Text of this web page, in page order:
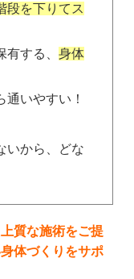
てます。
う立地の良さは、
、その上、パーキ
て。
で予約などさ
大変、頼りになり
段を下りてス
有する、身体
通いやすい！
いから、どな
質な施術をご提
体づくりをサポ